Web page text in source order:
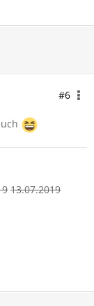
#6
13.07.2019